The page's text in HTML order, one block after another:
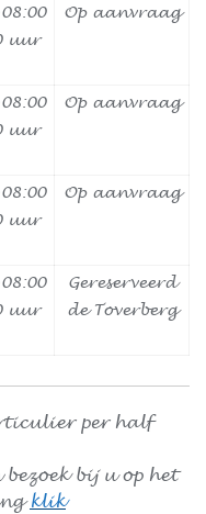
uur
Op aanvraag
uur
Op aanvraag
uur
Op aanvraag
uur
Gereserveerd
de Toverberg
per half
bij u op het
klik